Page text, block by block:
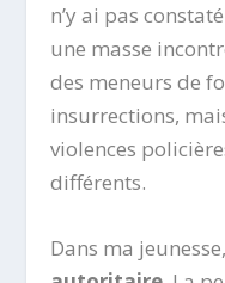
n’y ai pas
une masse
des meneurs de
insurrections,
violences
différents.
Dans ma